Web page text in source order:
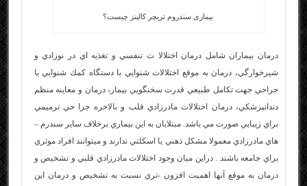
بیماری سندروم تریچر کالینز چیست؟
درمان بيماران شامل درمان اختلالا ت تنفسي و تغذيه اي در نوزادي و
شيرخوارگي، درمان به موقع اختلالات شنوايي با دستگاه كمك شنوايي يا
جراحي جهت تكامل طبيعي قدرت سخنگويي بيمار، درمان و معاينه منظم
دندانپزشكي، درمان اختلالات مادرزادي قلب و بالاخره جرا حي ترميمي
براي زيبايي صورت مي باشد. مبتلايان به اين بيماري برخلاف ساير سندرم –
هاي مادرزادي معمولا مشكل ذهني يا اسكلتي ندارند و ميتوانند افراد موثري
براي جامعه باشند . دراين ميان وجود اختلالات مادرزادي قلبي و تشخيص و
درمان به موقع آنها اهميت افزون -تري نسبت به تشخيص و درمان اين